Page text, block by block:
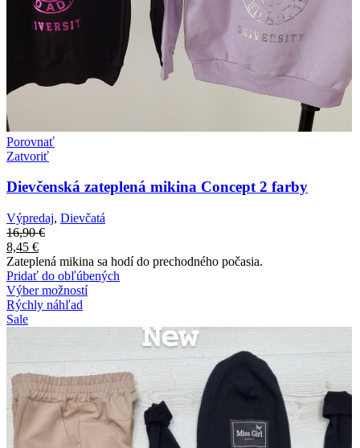
Porovnať
Zatvoriť
Dievčenská zateplená mikina Concept 2 farby
Výpredaj, Dievčatá
16,90€
8,45 €
Zateplená mikina sa hodí do prechodného počasia.
Pridať do obľúbených
Výber možností
Rýchly náhľad
Sale